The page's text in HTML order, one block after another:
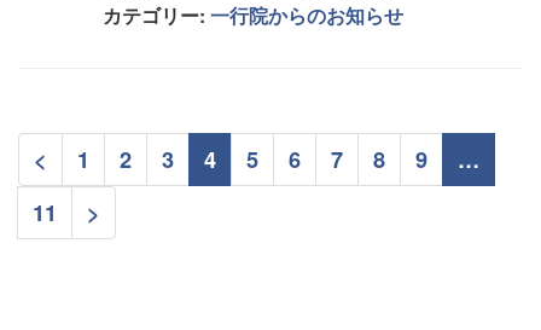
カテゴリー: 一行院からのお知らせ
< 1 2 3 4 5 6 7 8 9
…
11
>